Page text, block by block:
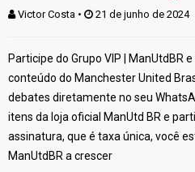
Victor Costa • 21 de junho de 2024
Participe do Grupo VIP | ManUtdBR
conteúdo do Manchester United
debates diretamente no seu
itens da loja oficial ManUtd BR e
assinatura, que é taxa única, você
ManUtdBR a crescer